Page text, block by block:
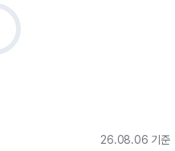
26.08.06 기준